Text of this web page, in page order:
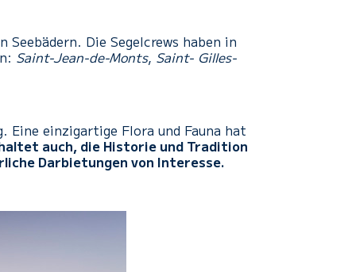
Die Segelcrews haben in
Saint-Jean-de-Monts, Saint- Gilles-
Eine einzigartige Flora und Fauna hat
auch, die Historie und Tradition
Darbietungen von Interesse.